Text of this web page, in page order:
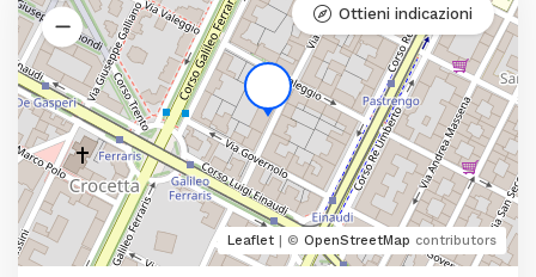
Leaflet | © OpenStreetMap contributors
Ottieni indicazioni